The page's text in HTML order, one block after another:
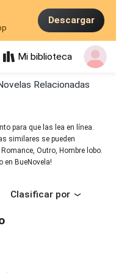
Descargar
Mi biblioteca
Relacionadas
para que las lea en línea.
similares se pueden
Outro, Hombre lobo.
en BueNovela!
Clasificar por